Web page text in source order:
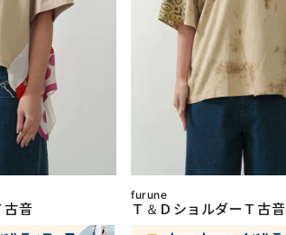
古音
furune
Ｔ＆ＤショルダーＴ古音